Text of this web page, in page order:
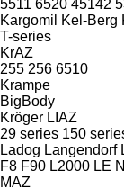
5511 6520 45142
Kargomil
Kel-Berg
T-series
KrAZ
255 256 6510
Krampe
BigBody
Kröger LIAZ
29 series 150
Ladog Langendorf
F8 F90 L2000 LE
MAZ